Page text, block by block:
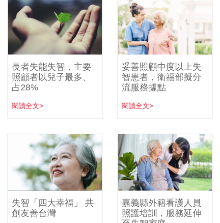
長者失能失智，主要
照顧者以兒子最多、
占28%
閱讀全文>
妥善照顧中度以上失
智患者，衛福部擬分
流服務據點
閱讀全文>
失智「四大幸福」 共
創友善台灣
嘉義縣外籍看護人員
照護培訓，服務延伸